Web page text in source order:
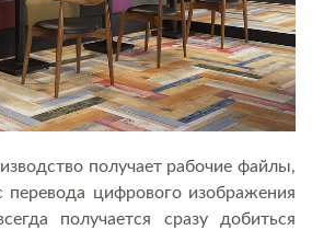
получает рабочие файлы,
перевода цифрового изображения
получается сразу добиться